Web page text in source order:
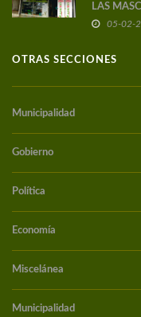
LAS
05-02-
OTRAS SECCIONES
Municipalidad
Gobierno
Política
Economía
Miscelánea
Municipalidad